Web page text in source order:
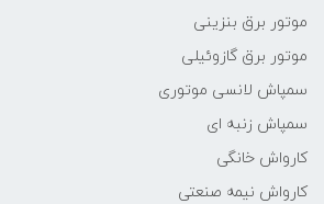
موتور برق بنزینی
موتور برق گازوئیلی
سمپاش لانسی موتوری
سمپاش زنبه ای
کارواش خانگی
کارواش نیمه صنعتی